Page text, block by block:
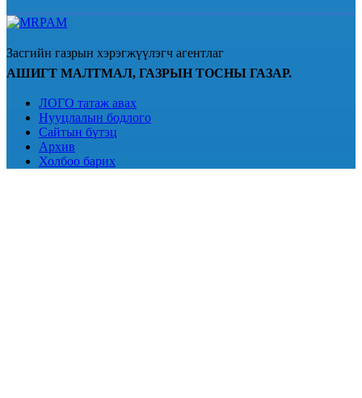
Засгийн газрын хэрэгжүүлэгч агентлаг
АШИГТ МАЛТМАЛ, ГАЗРЫН ТОСНЫ ГАЗАР.
ЛОГО татаж авах
Нууцлалын бодлого
Сайтын бүтэц
Архив
Холбоо барих